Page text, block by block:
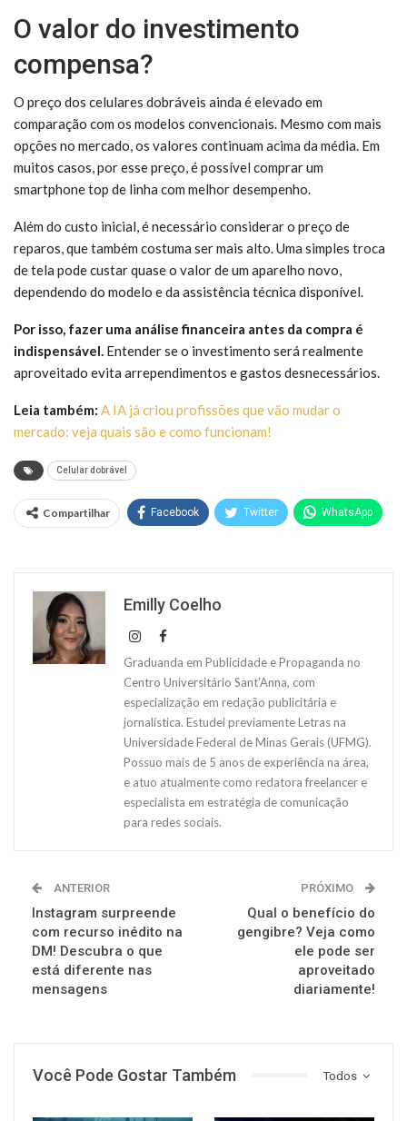
O valor do investimento
compensa?
O preço dos celulares dobráveis ainda é elevado em
comparação com os modelos convencionais. Mesmo com mais
opções no mercado, os valores continuam acima da média. Em
muitos casos, por esse preço, é possível comprar um
smartphone top de linha com melhor desempenho.
Além do custo inicial, é necessário considerar o preço de
reparos, que também costuma ser mais alto. Uma simples troca
de tela pode custar quase o valor de um aparelho novo,
dependendo do modelo e da assistência técnica disponível.
Por isso, fazer uma análise financeira antes da compra é
indispensável. Entender se o investimento será realmente
aproveitado evita arrependimentos e gastos desnecessários.
Leia também: A IA já criou profissões que vão mudar o
mercado: veja quais são e como funcionam!
Celular dobrável
Compartilhar Facebook Twitter WhatsApp
Emilly Coelho
Graduanda em Publicidade e Propaganda no
Centro Universitário Sant'Anna, com
especialização em redação publicitária e
jornalística. Estudei previamente Letras na
Universidade Federal de Minas Gerais (UFMG).
Possuo mais de 5 anos de experiência na área,
e atuo atualmente como redatora freelancer e
especialista em estratégia de comunicação
para redes sociais.
ANTERIOR
Instagram surpreende
com recurso inédito na
DM! Descubra o que
está diferente nas
mensagens
PRÓXIMO
Qual o benefício do
gengibre? Veja como
ele pode ser
aproveitado
diariamente!
Todos
Você Pode Gostar Também